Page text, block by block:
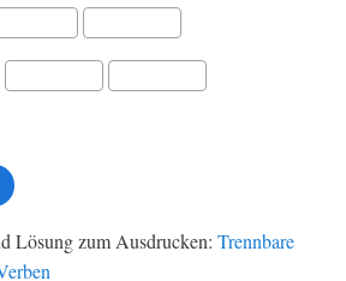
Lösung zum Ausdrucken: Trennbare